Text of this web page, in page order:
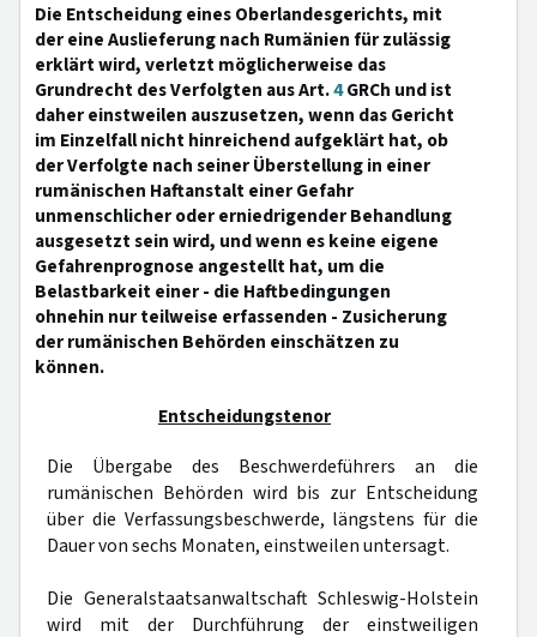
Die Entscheidung eines Oberlandesgerichts, mit
der eine Auslieferung nach Rumänien für zulässig
erklärt wird, verletzt möglicherweise das
Grundrecht des Verfolgten aus Art.4GRCh und ist
daher einstweilen auszusetzen, wenn das Gericht
im Einzelfall nicht hinreichend aufgeklärt hat, ob
der Verfolgte nach seiner Überstellung in einer
rumänischen Haftanstalt einer Gefahr
unmenschlicher oder erniedrigender Behandlung
ausgesetzt sein wird, und wenn es keine eigene
Gefahrenprognose angestellt hat, um die
Belastbarkeit einer - die Haftbedingungen
ohnehin nur teilweise erfassenden - Zusicherung
der rumänischen Behörden einschätzen zu
können.
Entscheidungstenor
Die Übergabe des Beschwerdeführers an die
rumänischen Behörden wird bis zur Entscheidung
über die Verfassungsbeschwerde, längstens für die
Dauer von sechs Monaten, einstweilen untersagt.
Die Generalstaatsanwaltschaft Schleswig-Holstein
wird mit der Durchführung der einstweiligen